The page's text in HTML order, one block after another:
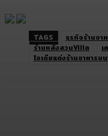
TAGS ธุรกิจร้านอา
ร้านหลังสวนVilla
เ
ไอเดียแต่งร้านอาหารข